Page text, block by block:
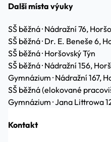
Další místa výuky
SŠ běžná· Nádražní 76,
SŠ běžná· Dr. E. Beneše 6,
SŠ běžná· Horšovský Týn
SŠ běžná· Nádražní 156,
Gymnázium · Nádražní 167,
SŠ běžná (elokované
Gymnázium ·Jana Littrowa
Kontakt